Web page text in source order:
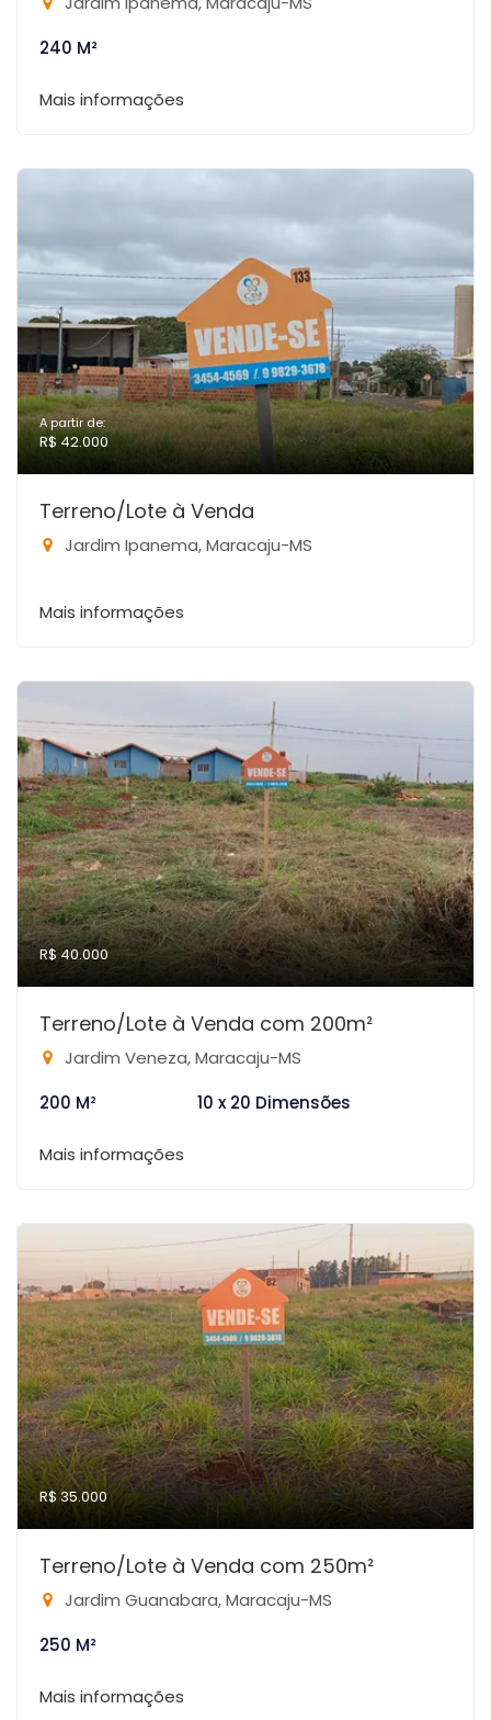
240 M²
Mais informações
A partir de:
R$ 42.000
Terreno/Lote à Venda
Jardim Ipanema, Maracaju-MS
Mais informações
R$ 40.000
Terreno/Lote à Venda com 200m²
Jardim Veneza, Maracaju-MS
200 M²
10 x 20 Dimensões
Mais informações
R$ 35.000
Terreno/Lote à Venda com 250m²
Jardim Guanabara, Maracaju-MS
250 M²
Mais informações